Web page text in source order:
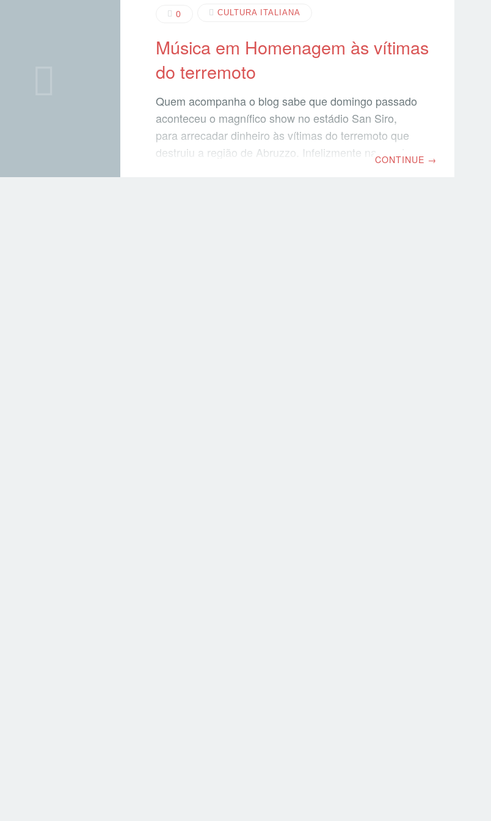
0 CULTURA ITALIANA
Música em Homenagem às vítimas
do terremoto
Quem acompanha o blog sabe que domingo passado
aconteceu o magnífico show no estádio San Siro,
para arrecadar dinheiro às vítimas do terremoto que
destruiu a região de Abruzzo. Infelizmente nao pude
CONTINUE →